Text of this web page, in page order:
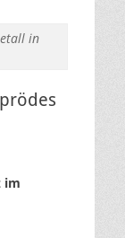
in
im